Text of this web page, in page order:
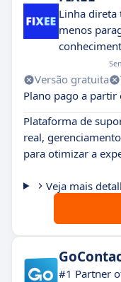
Linha direta
menos
Versão gratuita
Plano pago a partir
Plataforma de
real,
para otimizar a
Veja mais
#1 Partner